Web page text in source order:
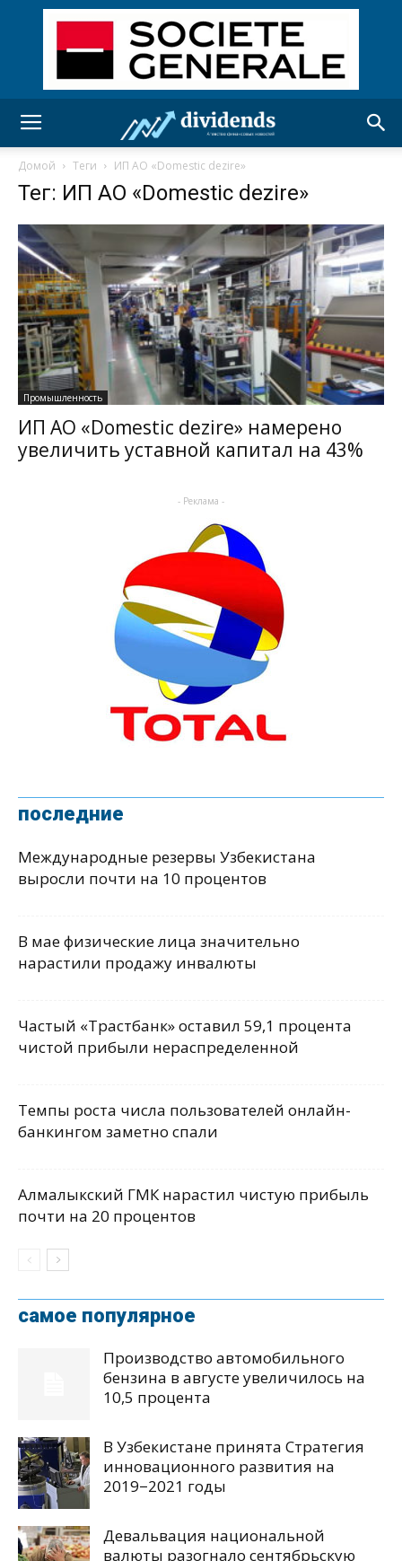
Домой Теги ИП АО «Domestic dezire»
Тег: ИП АО «Domestic dezire»
Промышленность
ИП АО «Domestic dezire» намерено
увеличить уставной капитал на 43%
- Реклама -
последние
Международные резервы Узбекистана
выросли почти на 10 процентов
В мае физические лица значительно
нарастили продажу инвалюты
Частый «Трастбанк» оставил 59,1 процента
чистой прибыли нераспределенной
Темпы роста числа пользователей онлайн-
банкингом заметно спали
Алмалыкский ГМК нарастил чистую прибыль
почти на 20 процентов
самое популярное
Производство автомобильного
бензина в августе увеличилось на
10,5 процента
В Узбекистане принята Стратегия
инновационного развития на
2019−2021 годы
Девальвация национальной
валюты разогнало сентябрьскую